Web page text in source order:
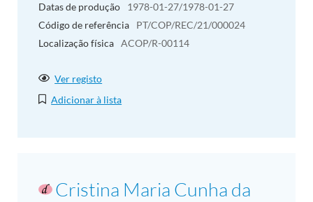
Datas de produção
1978-01-27/1978-01-27
Código de referência
PT/COP/REC/21/000024
Localização física ACOP/R-00114
Ver registo
Adicionar à lista
Cristina Maria Cunha da